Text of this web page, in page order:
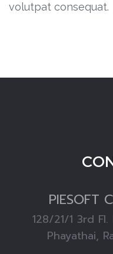
volutpat consequat.
PIESOFT
128/21/1 3rd
Phayathai,